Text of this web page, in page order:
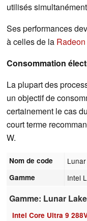
utilisés
Ses performances
à celles de la
Consommation
La plupart des
un objectif de
certainement le cas
court terme
W.
Nom de code
Gamme Intel
Gamme: Lunar
Intel Core Ultra 9